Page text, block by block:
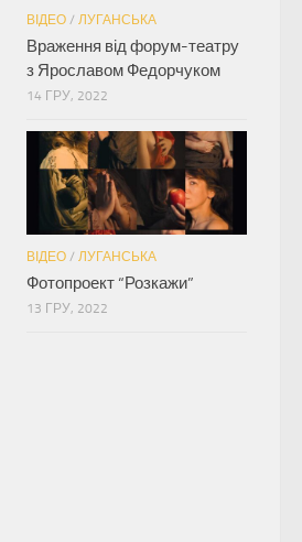
ВІДЕО / ЛУГАНСЬКА
Враження від форум-театру
з Ярославом Федорчуком
14 ГРУ, 2022
ВІДЕО / ЛУГАНСЬКА
Фотопроект “Розкажи”
13 ГРУ, 2022